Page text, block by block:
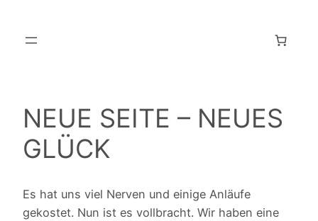
NEUE SEITE – NEUES
GLÜCK
Es hat uns viel Nerven und einige Anläufe
gekostet. Nun ist es vollbracht. Wir haben eine